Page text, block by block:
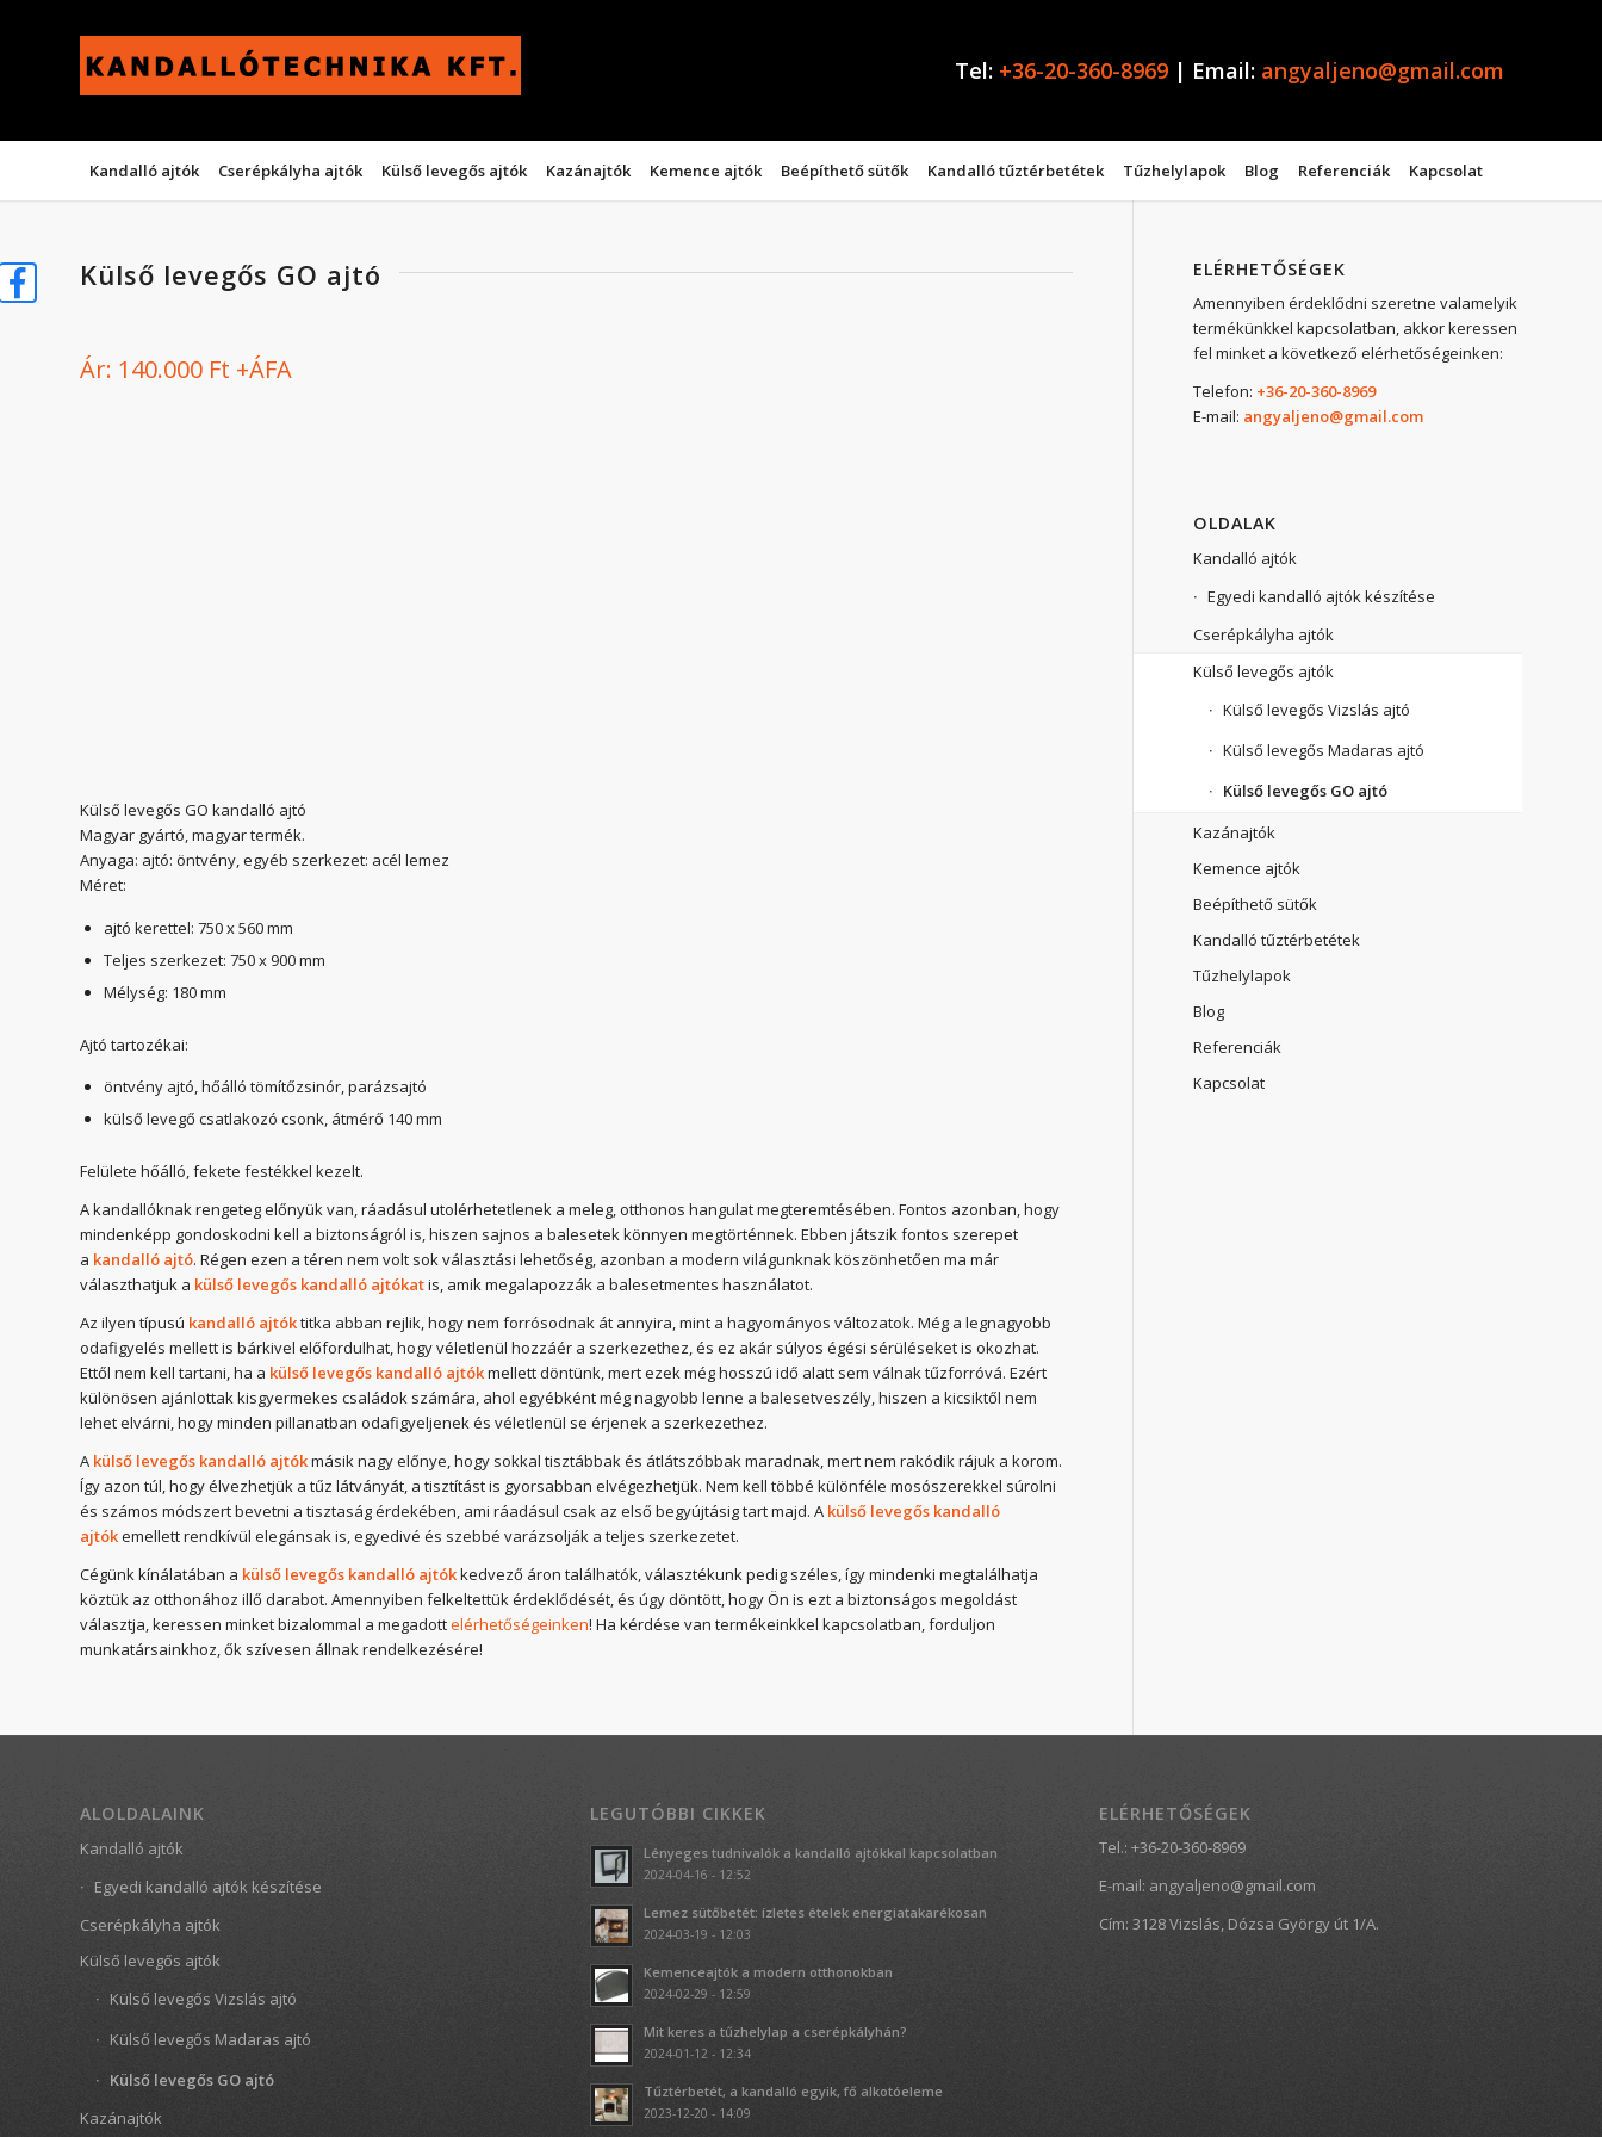
Tel: +36-20-360-8969| Email: angyaljeno@gmail.com
Kandalló ajtók Cserépkályha ajtók Külső levegős ajtók Kazánajtók Kemence ajtók Beépíthető sütők Kandalló tűztérbetétek Tűzhelylapok Blog Referenciák Kapcsolat
Külső levegős GO ajtó
Ár: 140.000 Ft +ÁFA
Külső levegős GO kandalló ajtó
Magyar gyártó, magyar termék.
Anyaga: ajtó: öntvény, egyéb szerkezet: acél lemez
Méret:
ajtó kerettel: 750 x 560 mm
Teljes szerkezet: 750 x 900 mm
Mélység: 180 mm
Ajtó tartozékai:
öntvény ajtó, hőálló tömítőzsinór, parázsajtó
külső levegő csatlakozó csonk, átmérő 140 mm
Felülete hőálló, fekete festékkel kezelt.
A kandallóknak rengeteg előnyük van, ráadásul utolérhetetlenek a meleg, otthonos hangulat megteremtésében. Fontos azonban, hogy
mindenképp gondoskodni kell a biztonságról is, hiszen sajnos a balesetek könnyen megtörténnek. Ebben játszik fontos szerepet
a kandalló ajtó. Régen ezen a téren nem volt sok választási lehetőség, azonban a modern világunknak köszönhetően ma már
választhatjuk a külső levegős kandalló ajtókatis, amik megalapozzák a balesetmentes használatot.
Az ilyen típusú kandalló ajtóktitka abban rejlik, hogy nem forrósodnak át annyira, mint a hagyományos változatok. Még a legnagyobb
odafigyelés mellett is bárkivel előfordulhat, hogy véletlenül hozzáér a szerkezethez, és ez akár súlyos égési sérüléseket is okozhat.
Ettől nem kell tartani, ha a külső levegős kandalló ajtókmellett döntünk, mert ezek még hosszú idő alatt sem válnak tűzforróvá. Ezért
különösen ajánlottak kisgyermekes családok számára, ahol egyébként még nagyobb lenne a balesetveszély, hiszen a kicsiktől nem
lehet elvárni, hogy minden pillanatban odafigyeljenek és véletlenül se érjenek a szerkezethez.
A külső levegős kandalló ajtókmásik nagy előnye, hogy sokkal tisztábbak és átlátszóbbak maradnak, mert nem rakódik rájuk a korom.
Így azon túl, hogy élvezhetjük a tűz látványát, a tisztítást is gyorsabban elvégezhetjük. Nem kell többé különféle mosószerekkel súrolni
és számos módszert bevetni a tisztaság érdekében, ami ráadásul csak az első begyújtásig tart majd. A külső levegős kandalló
ajtókemellett rendkívül elegánsak is, egyedivé és szebbé varázsolják a teljes szerkezetet.
Cégünk kínálatában a külső levegős kandalló ajtókkedvező áron találhatók, választékunk pedig széles, így mindenki megtalálhatja
köztük az otthonához illő darabot. Amennyiben felkeltettük érdeklődését, és úgy döntött, hogy Ön is ezt a biztonságos megoldást
választja, keressen minket bizalommal a megadottelérhetőségeinken! Ha kérdése van termékeinkkel kapcsolatban, forduljon
munkatársainkhoz, ők szívesen állnak rendelkezésére!
ELÉRHETŐSÉGEK
Amennyiben érdeklődni szeretne valamelyik
termékünkkel kapcsolatban, akkor keressen
fel minket a következő elérhetőségeinken:
Telefon: +36-20-360-8969
E-mail: angyaljeno@gmail.com
OLDALAK
Kandalló ajtók
Egyedi kandalló ajtók készítése
Cserépkályha ajtók
Külső levegős ajtók
Külső levegős Vizslás ajtó
Külső levegős Madaras ajtó
Külső levegős GO ajtó
Kazánajtók
Kemence ajtók
Beépíthető sütők
Kandalló tűztérbetétek
Tűzhelylapok
Blog
Referenciák
Kapcsolat
ALOLDALAINK
Kandalló ajtók
Egyedi kandalló ajtók készítése
Cserépkályha ajtók
Külső levegős ajtók
Külső levegős Vizslás ajtó
Külső levegős Madaras ajtó
Külső levegős GO ajtó
Kazánajtók
LEGUTÓBBI CIKKEK
Lényeges tudnivalók a kandalló ajtókkal kapcsolatban
2024-04-16 - 12:52
Lemez sütőbetét: ízletes ételek energiatakarékosan
2024-03-19 - 12:03
Kemenceajtók a modern otthonokban
2024-02-29 - 12:59
Mit keres a tűzhelylap a cserépkályhán?
2024-01-12 - 12:34
Tűztérbetét, a kandalló egyik, fő alkotóeleme
2023-12-20 - 14:09
ELÉRHETŐSÉGEK
Tel.:+36-20-360-8969
E-mail: angyaljeno@gmail.com
Cím: 3128 Vizslás, Dózsa György út 1/A.